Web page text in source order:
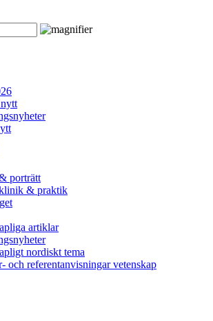
nytt
porträtt
& praktik
artiklar
nordiskt tema
och referentanvisningar vetenskap